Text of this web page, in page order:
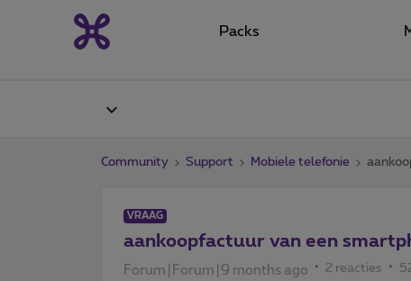
Packs
Community Support Mobiele telefonie
VRAAG
aankoopfactuur van een
Forum|Forum|9 months ago 2 reacties